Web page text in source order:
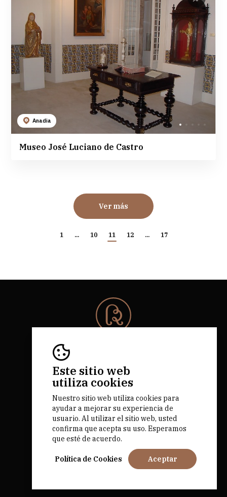
Este sitio web
utiliza cookies
Nuestro sitio web utiliza cookies para
ayudar a mejorar su experiencia de
usuario. Al utilizar el sitio web, usted
confirma que acepta su uso. Esperamos
que esté de acuerdo.
Política de Cookies Aceptar
Anadia
Museo José Luciano de Castro
Ver más
1 ... 10 11 12 ... 17
Todos los derechos reservados.
RNAAT 684/2019.
by M&ADigital
Fundado por